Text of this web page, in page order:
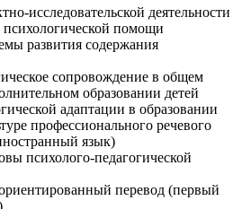
исследовательской деятельности
помощи
развития содержания
сопровождение в общем
образовании детей
адаптации в образовании
профессионального речевого
язык)
психолого-педагогической
перевод (первый